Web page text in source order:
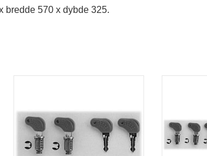
bredde 570 x dybde 325.